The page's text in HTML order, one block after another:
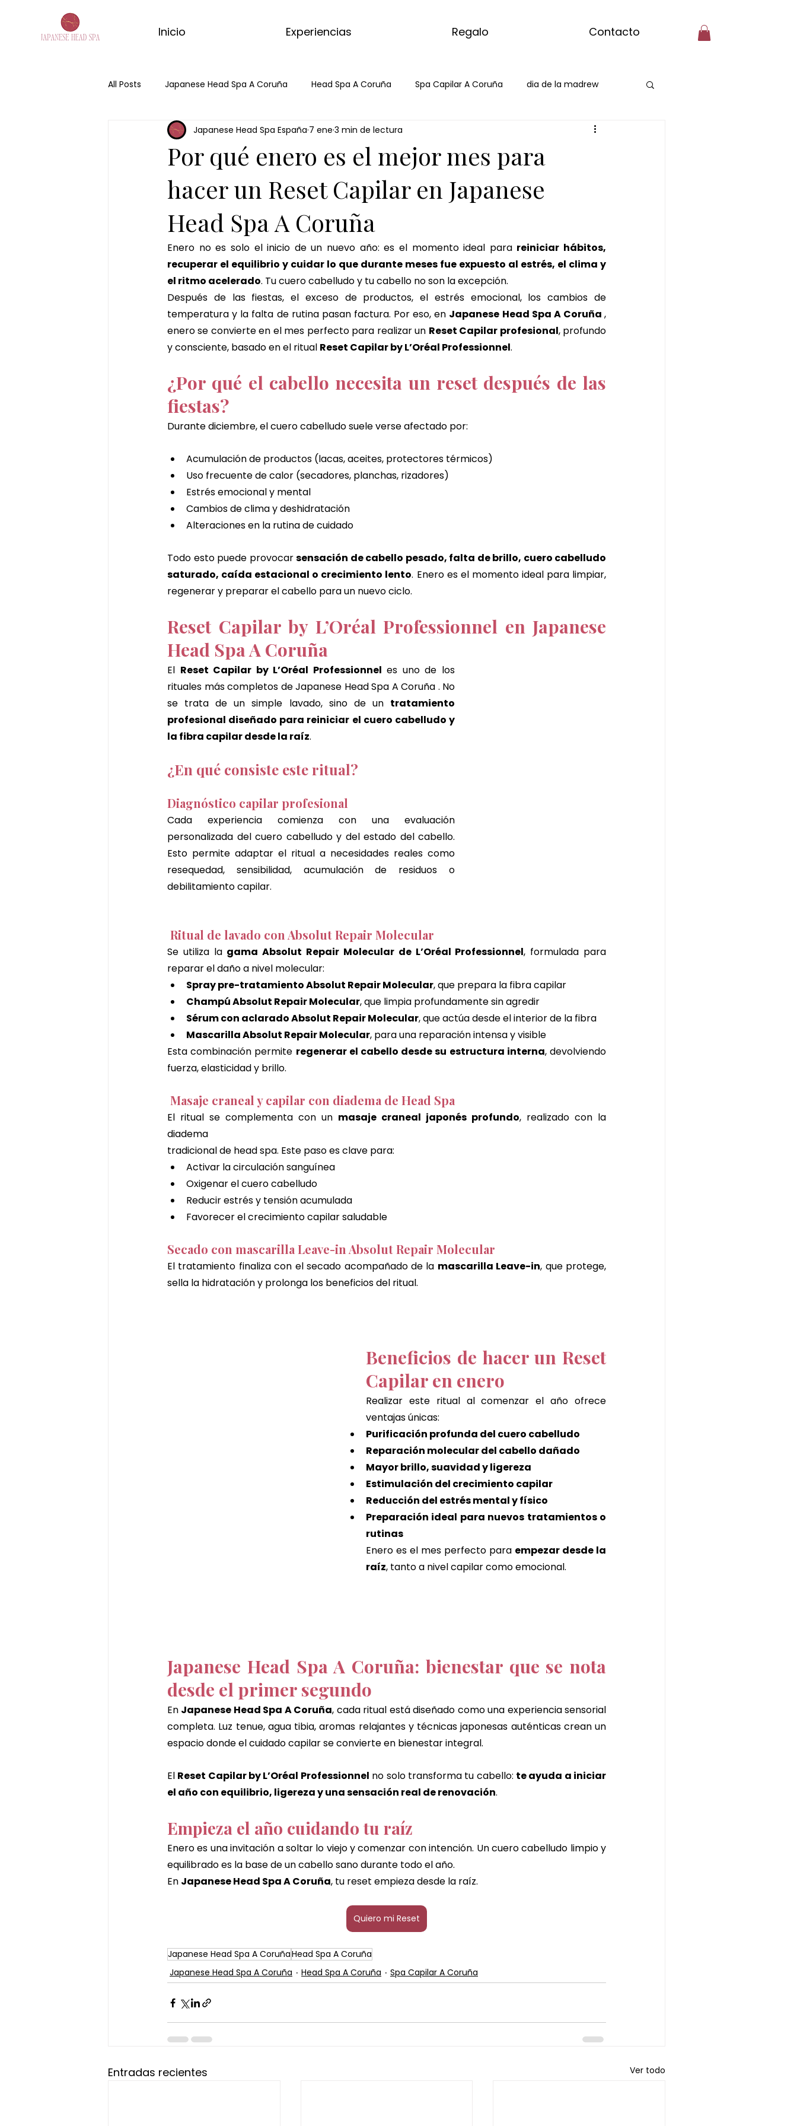
Inicio Experiencias Regalo Contacto
All Posts Japanese Head Spa A Coruña Head Spa A Coruña Spa Capilar A Coruña dia de la madrew
Día de la madre Hair Spa Hair Spa ACoruña Japanese Head Spa
Spa Capilar masaje del mundo
masaje relajante de matcha masajes del mundo
tratamiento corporal matcha masaje de matcha kyoto matcha ritual
ritual corporal de matcha masaje corporal de jengibre ritual de jengibre masaje de jengibre
Por qué enero es el mejor mes para
hacer un Reset Capilar en Japanese
Head Spa A Coruña
Japanese Head Spa España 7 ene 3 min de lectura
Enero no es solo el inicio de un nuevo año: es el momento ideal para reiniciar hábitos,
recuperar el equilibrio y cuidar lo que durante meses fue expuesto al estrés, el clima y
el ritmo acelerado. Tu cuero cabelludo y tu cabello no son la excepción.
Después de las fiestas, el exceso de productos, el estrés emocional, los cambios de
temperatura y la falta de rutina pasan factura. Por eso, en Japanese Head Spa A Coruña ,
enero se convierte en el mes perfecto para realizar un Reset Capilar profesional, profundo
y consciente, basado en el ritual Reset Capilar by L’Oréal Professionnel.
¿Por qué el cabello necesita un reset después de las
fiestas?
Durante diciembre, el cuero cabelludo suele verse afectado por:
Acumulación de productos (lacas, aceites, protectores térmicos)
Uso frecuente de calor (secadores, planchas, rizadores)
Estrés emocional y mental
Cambios de clima y deshidratación
Alteraciones en la rutina de cuidado
Todo esto puede provocar sensación de cabello pesado, falta de brillo, cuero cabelludo
saturado, caída estacional o crecimiento lento. Enero es el momento ideal para limpiar,
regenerar y preparar el cabello para un nuevo ciclo.
Reset Capilar by L’Oréal Professionnel en Japanese
Head Spa A Coruña
El Reset Capilar by L’Oréal Professionnel es uno de los
rituales más completos de Japanese Head Spa A Coruña . No
se trata de un simple lavado, sino de un tratamiento
profesional diseñado para reiniciar el cuero cabelludo y
la fibra capilar desde la raíz.
¿En qué consiste este ritual?
Diagnóstico capilar profesional
Cada experiencia comienza con una evaluación
personalizada del cuero cabelludo y del estado del cabello.
Esto permite adaptar el ritual a necesidades reales como
resequedad, sensibilidad, acumulación de residuos o
debilitamiento capilar.
Ritual de lavado con Absolut Repair Molecular
Se utiliza la gama Absolut Repair Molecular de L’Oréal Professionnel, formulada para
reparar el daño a nivel molecular:
Spray pre-tratamiento Absolut Repair Molecular, que prepara la fibra capilar
Champú Absolut Repair Molecular, que limpia profundamente sin agredir
Sérum con aclarado Absolut Repair Molecular, que actúa desde el interior de la fibra
Mascarilla Absolut Repair Molecular, para una reparación intensa y visible
Esta combinación permite regenerar el cabello desde su estructura interna, devolviendo
fuerza, elasticidad y brillo.
Masaje craneal y capilar con diadema de Head Spa
El ritual se complementa con un masaje craneal japonés profundo, realizado con la
diadema
tradicional de head spa. Este paso es clave para:
Activar la circulación sanguínea
Oxigenar el cuero cabelludo
Reducir estrés y tensión acumulada
Favorecer el crecimiento capilar saludable
Secado con mascarilla Leave-in Absolut Repair Molecular
El tratamiento finaliza con el secado acompañado de la mascarilla Leave-in, que protege,
sella la hidratación y prolonga los beneficios del ritual.
Beneficios de hacer un Reset
Capilar en enero
Realizar este ritual al comenzar el año ofrece
ventajas únicas:
Purificación profunda del cuero cabelludo
Reparación molecular del cabello dañado
Mayor brillo, suavidad y ligereza
Estimulación del crecimiento capilar
Reducción del estrés mental y físico
Preparación ideal para nuevos tratamientos o
rutinas
Enero es el mes perfecto para empezar desde la
raíz, tanto a nivel capilar como emocional.
Japanese Head Spa A Coruña: bienestar que se nota
desde el primer segundo
En Japanese Head Spa A Coruña, cada ritual está diseñado como una experiencia sensorial
completa. Luz tenue, agua tibia, aromas relajantes y técnicas japonesas auténticas crean un
espacio donde el cuidado capilar se convierte en bienestar integral.
El Reset Capilar by L’Oréal Professionnel no solo transforma tu cabello: te ayuda a iniciar
el año con equilibrio, ligereza y una sensación real de renovación.
Empieza el año cuidando tu raíz
Enero es una invitación a soltar lo viejo y comenzar con intención. Un cuero cabelludo limpio y
equilibrado es la base de un cabello sano durante todo el año.
En Japanese Head Spa A Coruña, tu reset empieza desde la raíz.
Quiero mi Reset
Japanese Head Spa A CoruñaHead Spa A Coruña
Japanese Head Spa A Coruña
Head Spa A Coruña Spa Capilar A Coruña
Entradas recientes Ver todo